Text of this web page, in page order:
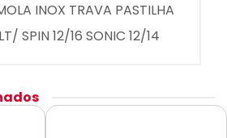
INOX TRAVA PASTILHA
SPIN 12/16 SONIC 12/14